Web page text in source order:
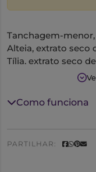
Tanchagem-
Alteia, extrato seco
Tília, extrato seco
Como funciona
PARTILHAR: